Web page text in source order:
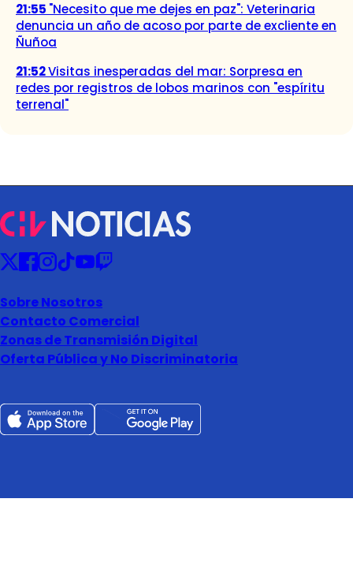
21:55 "Necesito que me dejes en paz": Veterinaria
denuncia un año de acoso por parte de excliente en
Ñuñoa
21:52Visitas inesperadas del mar: Sorpresa en
redes por registros de lobos marinos con "espíritu
terrenal"
Sobre Nosotros
Contacto Comercial
Zonas de Transmisión Digital
Oferta Pública y No Discriminatoria